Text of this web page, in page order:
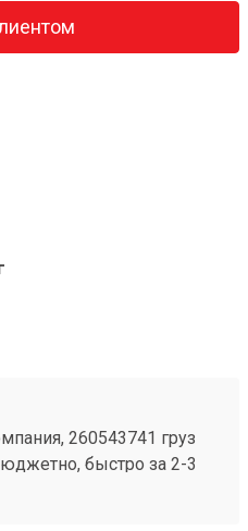
260543741 груз
быстро за 2-3